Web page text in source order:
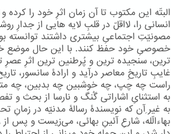
البتّه این مکتوب تا آن زمان اثرِ خود را
انسانی را، لااقلّ در قلبِ لایه هایی از جدارِ
مصونیّتِ اجتماعیِ بیشتری داشتند توانسته
خصوصیِ خود حفظ کنند. با این حال موضع
ترین، سنجیده ترین و پُرطنین ترین اثرِ
غایبِ تاریخِ معاصر درآید و ارادۀ سانسور،
راست چه چپ، چه خوشبین چه بدبین، چه
به استثنایِ اشاراتی گُنگ و نارسا از بحث و
به غیر ِآن که نویسندۀ رسالۀ مدنیّه در زمانِ
بهاءالّله، شارعِ آئینِ بهائی، می‌زیست و پس